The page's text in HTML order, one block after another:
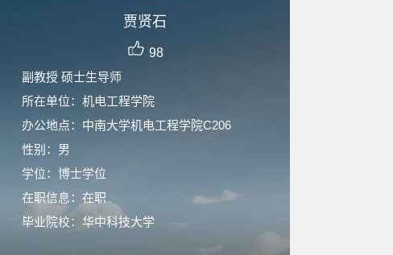
贾贤石
98
副教授 硕士生导师
所在单位：机电工程学院
办公地点：中南大学机电工程学院C206
性别：男
学位：博士学位
在职信息：在职
毕业院校：华中科技大学